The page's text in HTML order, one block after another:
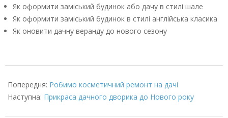
Як оформити заміський будинок або дачу в стилі шале
Як оформити заміський будинок в стилі англійська класика
Як оновити дачну веранду до нового сезону
06-
06
Попередня: Робимо косметичний ремонт на дачі
Наступна: Прикраса дачного дворика до Нового року